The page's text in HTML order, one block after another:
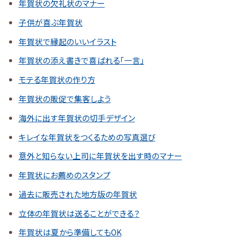
年賀状の欠礼状のマナー
子供が喜ぶ年賀状
年賀状で縁起のいいイラスト
年賀状の添え書きで喜ばれる「一言」
モテる年賀状の作り方
年賀状の販促で集客しよう
海外に出す年賀状の切手デザイン
キレイな年賀状をつくるための写真選び
意外と知らない上司に年賀状を出す時のマナー
年賀状にお薦めのスタンプ
過去に販売された地方版の年賀状
立体の年賀状は送ることができる？
年賀状は夏から準備してもOK